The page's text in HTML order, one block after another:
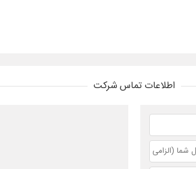
اطلاعات تماس شرکت